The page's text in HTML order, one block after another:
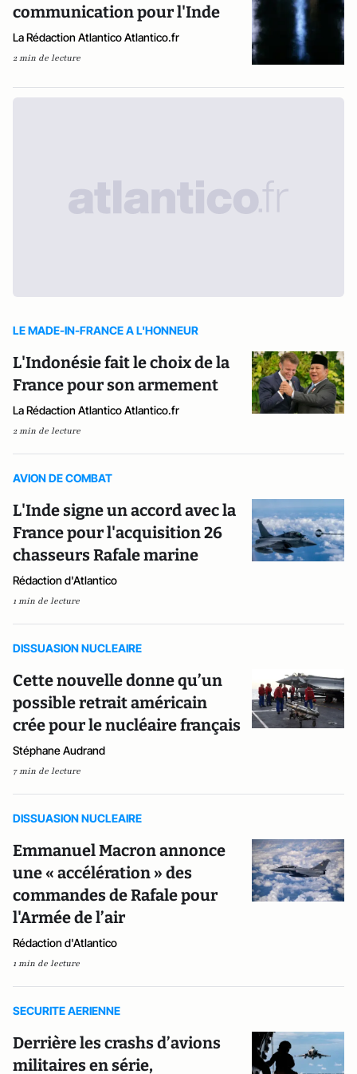
communication pour l'Inde
La Rédaction Atlantico Atlantico.fr
2 min de lecture
LE MADE-IN-FRANCE A L'HONNEUR
L'Indonésie fait le choix de la
France pour son armement
La Rédaction Atlantico Atlantico.fr
2 min de lecture
AVION DE COMBAT
L'Inde signe un accord avec la
France pour l'acquisition 26
chasseurs Rafale marine
Rédaction d'Atlantico
1 min de lecture
DISSUASION NUCLEAIRE
Cette nouvelle donne qu’un
possible retrait américain
crée pour le nucléaire français
Stéphane Audrand
7 min de lecture
DISSUASION NUCLEAIRE
Emmanuel Macron annonce
une « accélération » des
commandes de Rafale pour
l'Armée de l’air
Rédaction d'Atlantico
1 min de lecture
SECURITE AERIENNE
Derrière les crashs d’avions
militaires en série,